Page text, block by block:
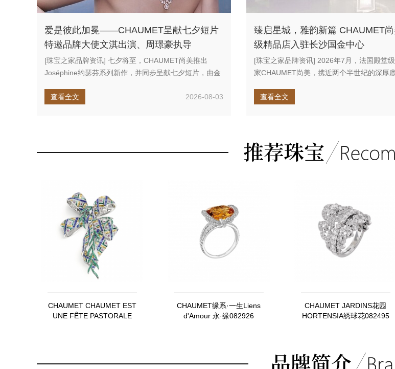
爱是彼此加冕——CHAUMET呈献七夕短片
特邀品牌大使文淇出演、周璟豪执导
[珠宝之家品牌资讯] 七夕将至，CHAUMET尚美推出
Joséphine约瑟芬系列新作，并同步呈献七夕短片，由金
查看全文
2026-08-03
臻启星城，雅韵新篇 CHAUMET
级精品店入驻长沙国金中心
[珠宝之家品牌资讯] 2026年7月，法国殿堂
家CHAUMET尚美，携近两个半世纪的深厚
查看全文
CHAUMET CHAUMET EST
UNE FÊTE PASTORALE
CHAUMET缘系·一生Liens
d'Amour 永·缘082926
CHAUMET JARDINS花园
HORTENSIA绣球花082495